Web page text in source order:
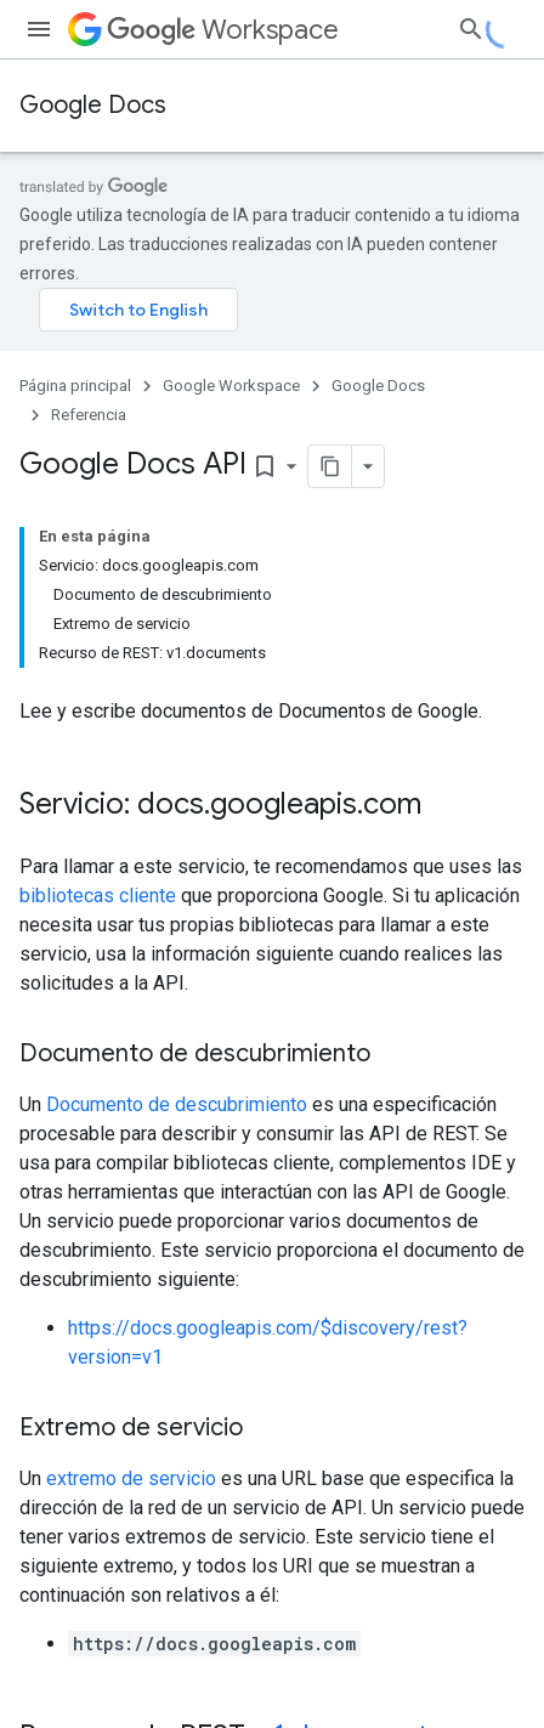
Workspace
Google Docs
Google utiliza tecnología de IA para traducir contenido a tu idioma
preferido. Las traducciones realizadas con IA pueden contener
errores.
Página principal Google Workspace
Google Docs
Referencia
Google Docs API bookmark_border
En esta página
Servicio: docs.googleapis.com
Documento de descubrimiento
Extremo de servicio
Recurso de REST: v1.documents
Lee y escribe documentos de Documentos de Google.
Servicio: docs.googleapis.com
Para llamar a este servicio, te recomendamos que uses las
bibliotecas cliente que proporciona Google. Si tu aplicación
necesita usar tus propias bibliotecas para llamar a este
servicio, usa la información siguiente cuando realices las
solicitudes a la API.
Documento de descubrimiento
Un Documento de descubrimiento es una especificación
procesable para describir y consumir las API de REST. Se
usa para compilar bibliotecas cliente, complementos IDE y
otras herramientas que interactúan con las API de Google.
Un servicio puede proporcionar varios documentos de
descubrimiento. Este servicio proporciona el documento de
descubrimiento siguiente:
https://docs.googleapis.com/$discovery/rest?
version=v1
Extremo de servicio
Un extremo de servicio es una URL base que especifica la
dirección de la red de un servicio de API. Un servicio puede
tener varios extremos de servicio. Este servicio tiene el
siguiente extremo, y todos los URI que se muestran a
continuación son relativos a él:
https://docs.googleapis.com